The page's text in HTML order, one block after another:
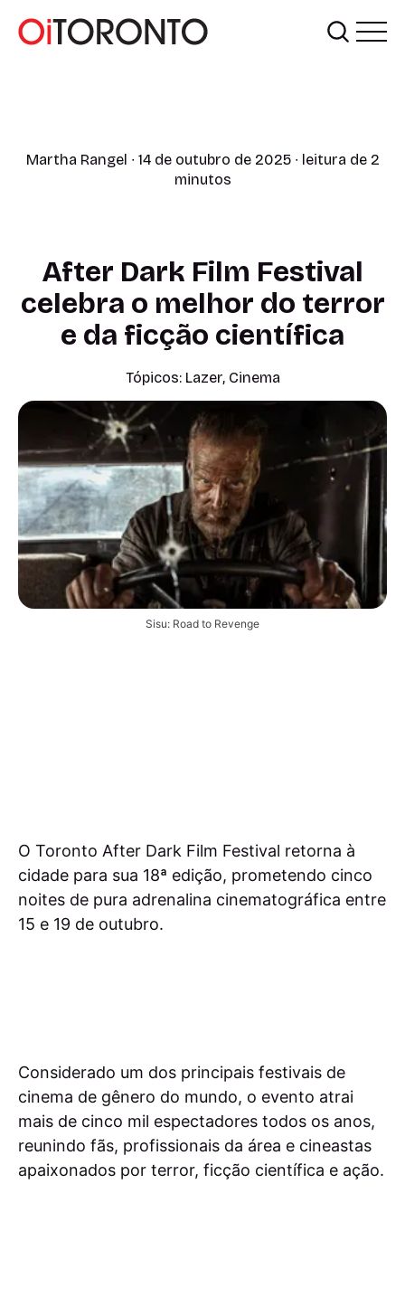
Martha Rangel ∙ 14 de outubro de 2025 ∙ leitura de 2
minutos
After Dark Film Festival
celebra o melhor do terror
e da ficção científica
Tópicos: Lazer, Cinema
Sisu: Road to Revenge
O Toronto After Dark Film Festival retorna à
cidade para sua 18ª edição, prometendo cinco
noites de pura adrenalina cinematográfica entre
15 e 19 de outubro.
Considerado um dos principais festivais de
cinema de gênero do mundo, o evento atrai
mais de cinco mil espectadores todos os anos,
reunindo fãs, profissionais da área e cineastas
apaixonados por terror, ficção científica e ação.